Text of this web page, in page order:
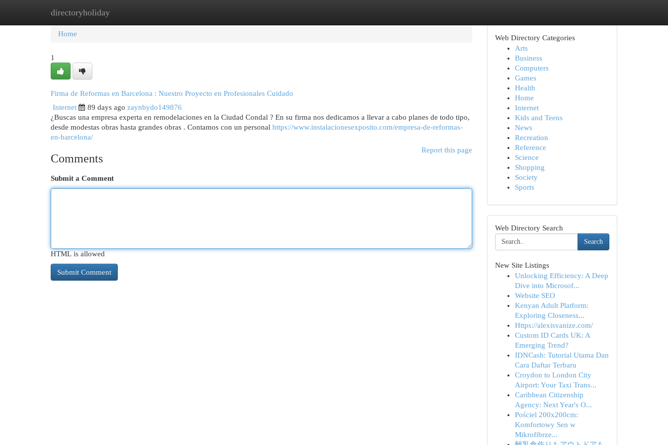
directoryholiday
Home New Site Listings
Home
1
Firma de Reformas en Barcelona : Nuestro Proyecto en Profesionales Cuidado
Internet
89 days ago zaynbydo149876
¿Buscas una empresa experta en remodelaciones en la Ciudad Condal ? En su firma nos dedicamos a llevar a cabo planes de todo tipo,
desde modestas obras hasta grandes obras . Contamos con un personal https://www.instalacionesexposito.com/empresa-de-reformas-
en-barcelona/
Report this page
Comments
Submit a Comment
HTML is allowed
Web Directory Categories
Arts
Business
Computers
Games
Health
Home
Internet
Kids and Teens
News
Recreation
Reference
Science
Shopping
Society
Sports
Web Directory Search
Search
New Site Listings
Unlocking Efficiency: A Deep
Dive into Microsof...
Website SEO
Kenyan Adult Platform:
Exploring Closeness...
Https://alexisvanize.com/
Custom ID Cards UK: A
Emerging Trend?
IDNCash: Tutorial Utama Dan
Cara Daftar Terbaru
Croydon to London City
Airport: Your Taxi Trans...
Caribbean Citizenship
Agency: Next Year's O...
Pościel 200x200cm:
Komfortowy Sen w
Mikrofibrze...